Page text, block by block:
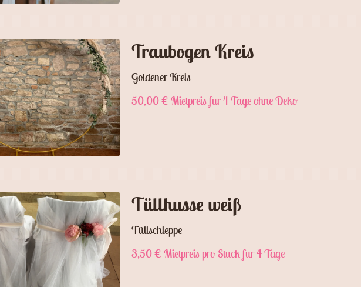
Traubogen Kreis
Goldener Kreis
50,00 € Mietpreis für 4 Tage ohne Deko
Tüllhusse weiß
Tüllschleppe
3,50 € Mietpreis pro Stück für 4 Tage